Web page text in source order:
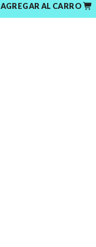
AGREGAR AL CARRO